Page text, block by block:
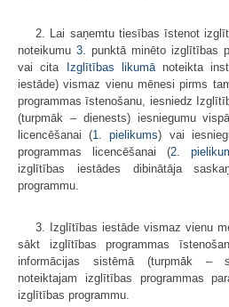
2. Lai saņemtu tiesības īstenot
noteikumu 3. punktā minēto izglītības
vai cita
Izglītības likumānoteikta
iestāde) vismaz vienu mēnesi pirms
programmas īstenošanu, iesniedz
(turpmāk – dienests) iesniegumu
licencēšanai (1. pielikums) vai
programmas licencēšanai (2.
izglītības iestādes dibinātāja
programmu.
3. Izglītības iestāde vismaz vienu
sākt izglītības programmas
informācijas sistēmā (turpmāk –
noteiktajam izglītības programmas
izglītības programmu.